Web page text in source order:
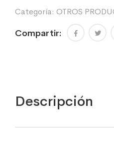
Categoría: OTROS
Compartir:
Descripción